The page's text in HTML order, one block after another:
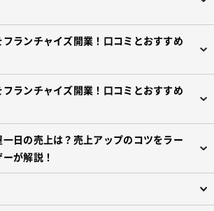
ランチャイズ開業！口コミとおすすめ
ランチャイズ開業！口コミとおすすめ
一日の売上は？売上アップのコツをラー
が解説！